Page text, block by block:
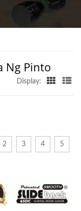
Ng Pinto
Display:
2 3 4 5